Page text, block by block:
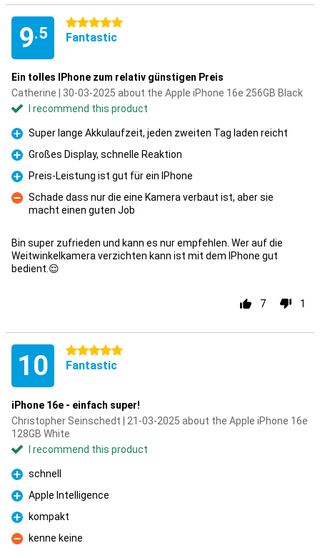
9.5
5 stars
Fantastic
Ein tolles IPhone zum relativ günstigen Preis
Catherine | 30-03-2025 about the Apple iPhone 16e 256GB Black
I recommend this product
Pro
Super lange Akkulaufzeit, jeden zweiten Tag laden reicht
Pro
Großes Display, schnelle Reaktion
Pro
Preis-Leistung ist gut für ein IPhone
Con
Schade dass nur die eine Kamera verbaut ist, aber sie
macht einen guten Job
Bin super zufrieden und kann es nur empfehlen. Wer auf die
Weitwinkelkamera verzichten kann ist mit dem IPhone gut
bedient.😌
7 1
10 5 stars
Fantastic
iPhone 16e - einfach super!
Christopher Seinschedt | 21-03-2025 about the Apple iPhone 16e
128GB White
I recommend this product
Pro
schnell
Pro
Apple Intelligence
Pro
kompakt
Con
kenne keine